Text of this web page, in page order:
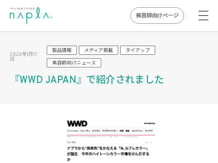
content
美容師向けページ
2022年1月17
日
製品情報 メディア掲載
タイアップ
美容師向けニュース
『WWD JAPAN』で紹介されました